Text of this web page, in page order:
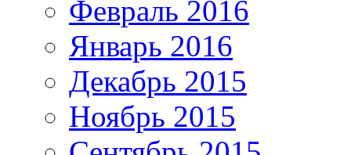
Февраль 2016
Январь 2016
Декабрь 2015
Ноябрь 2015